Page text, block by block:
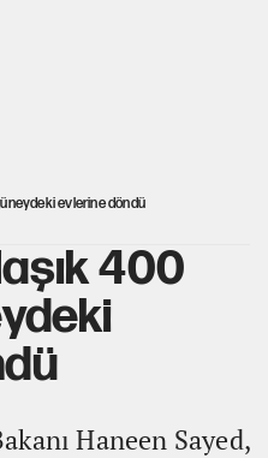
evlerine döndü
400
Haneen Sayed,